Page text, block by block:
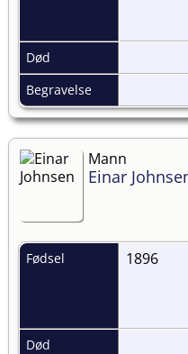
Død
Begravelse
Mann
Einar
Fødsel 1896
Død